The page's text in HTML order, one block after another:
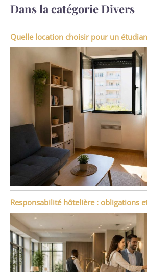
Dans la catégorie Divers
Quelle location choisir pour un
Responsabilité hôtelière : obligations